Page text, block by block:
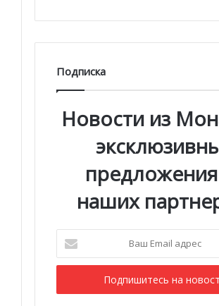
Подписка
Новости из
наших
Email
адрес